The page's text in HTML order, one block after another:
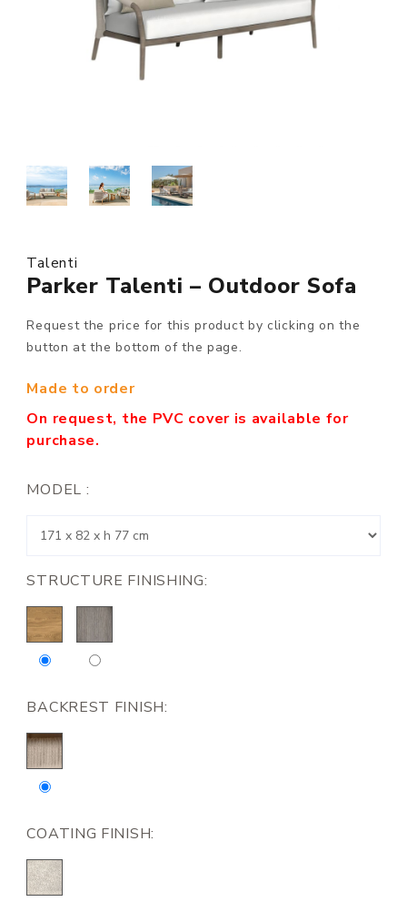
Talenti
Parker Talenti – Outdoor Sofa
Request the price for this product by clicking on the
button at the bottom of the page.
Made to order
On request, the PVC cover is available for
purchase.
MODEL :
STRUCTURE FINISHING:
BACKREST FINISH:
COATING FINISH: